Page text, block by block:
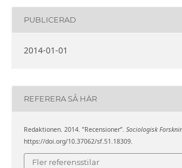
PUBLICERAD
2014-01-01
REFERERA SÅ HÄR
Redaktionen. 2014. ”Recensioner”. Sociologisk
https://doi.org/10.37062/sf.51.18309.
Fler referensstilar